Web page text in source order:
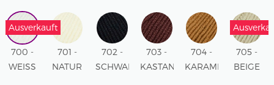
Ausverkauft
700 -
WEISS
701 -
NATUR
702 -
SCHWARY
703 -
KASTANIENBRAUN
704 -
KARAMELL
705 -
BEIGE